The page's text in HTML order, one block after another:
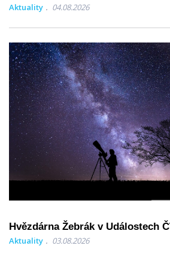
Aktuality 04.08.2026
Hvězdárna Žebrák v Událostech
Aktuality 03.08.2026